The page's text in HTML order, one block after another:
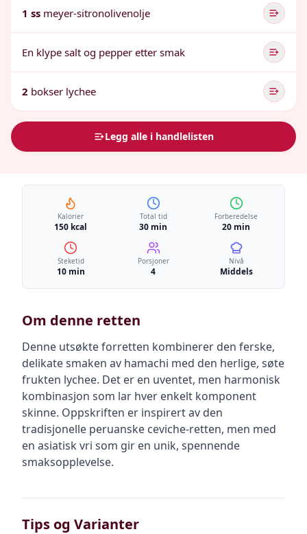
1 ss meyer-sitronolivenolje
En klype salt og pepper etter smak
2 bokser lychee
Legg alle i handlelisten
Kalorier
150 kcal
Total tid
30 min
Forberedelse
20 min
Steketid
10 min
Porsjoner
4
Nivå
Middels
Om denne retten
Denne utsøkte forretten kombinerer den ferske,
delikate smaken av hamachi med den herlige, søte
frukten lychee. Det er en uventet, men harmonisk
kombinasjon som lar hver enkelt komponent
skinne. Oppskriften er inspirert av den
tradisjonelle peruanske ceviche-retten, men med
en asiatisk vri som gir en unik, spennende
smaksopplevelse.
Tips og Varianter